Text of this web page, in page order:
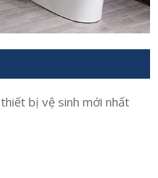
bị vệ sinh mới nhất